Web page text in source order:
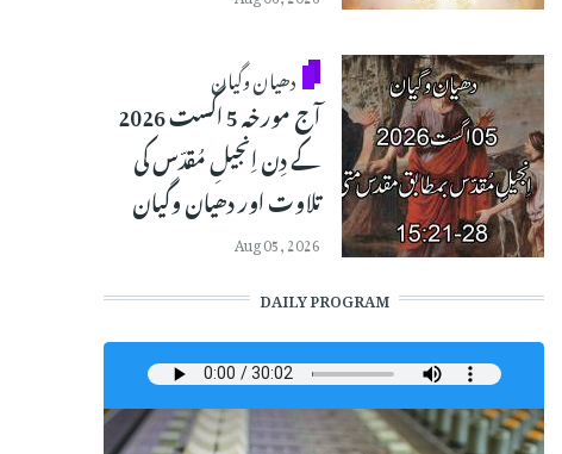
دھیان وگیان
آج مورخہ 5 اگست 2026
کے دِن اِنجیلِ مُقدّس کی
تلاوت اور دھیان وگیان
Aug 05, 2026
DAILY PROGRAM